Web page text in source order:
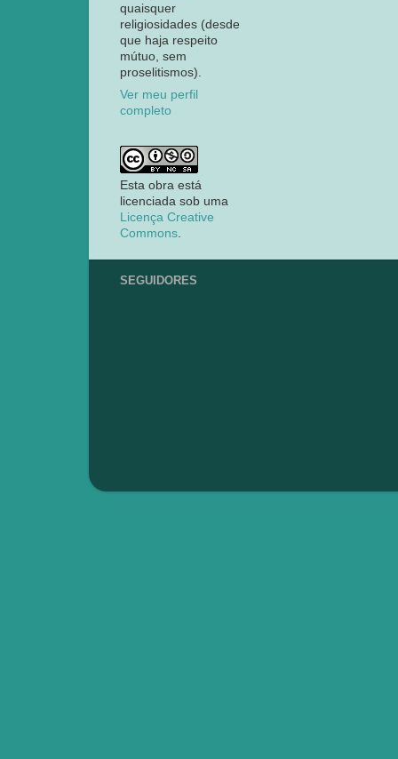
quaisquer
religiosidades (desde
que haja respeito
mútuo, sem
proselitismos).
Ver meu perfil
completo
Esta obra está
licenciada sob uma
Licença Creative
Commons
SEGUIDORES